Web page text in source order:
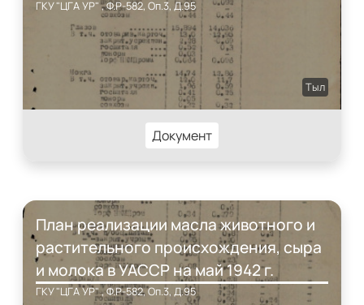
ГКУ "ЦГА УР" , Ф.Р-582, Оп.3, Д.95
Тыл
Документ
План реализации масла животного и
растительного происхождения, сыра
и молока в УАССР на май 1942 г.
ГКУ "ЦГА УР" , Ф.Р-582, Оп.3, Д.95